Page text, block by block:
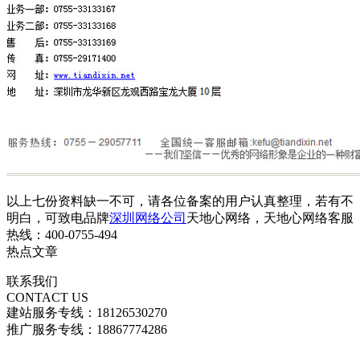
以上七份资料缺一不可，请各位备案的用户认真整理，若有不
明白，可致电品牌深圳网络公司 天地心网络，天地心网络客服
热线：400-0755-494
热点文章
联系我们
CONTACT US
建站服务专线：18126530270
推广服务专线：18867774286